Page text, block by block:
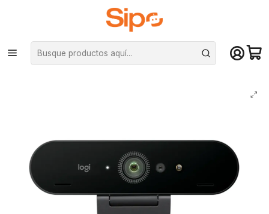
¡Compra hasta mediodía y recibe hoy! De lunes a sábado en el gran
Santiago. Envío gratis desde $29.990
Inicio Computación y Gamers Cámara Web
Webcam Cámara Web Logitech BRIO 4K Full HD 1080p 13MP 5X